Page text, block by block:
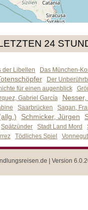
24
der Libellen Das München-
Der
für einen augenblick
Gabriel García
Saarbrücken
Sagan,
Schmicker, Jürgen
Spätzünder Stadt Land Mord
Tödliches Spiel
| Version